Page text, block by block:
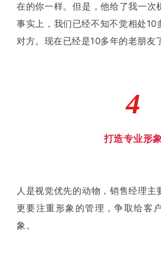
在的你一样。但是，他给了我一次
事实上，我们已经不知不觉相处10
对方。现在已经是10多年的老朋友
4
打造专业形
人是视觉优先的动物，销售经理主
更要注重形象的管理，争取给客
象。